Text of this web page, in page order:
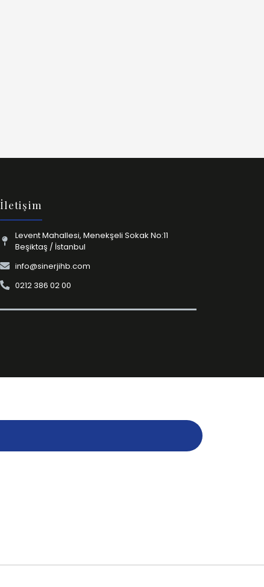
İletişim
Levent Mahallesi, Menekşeli Sokak No:11
Beşiktaş / İstanbul
info@sinerjihb.com
0212 386 02 00